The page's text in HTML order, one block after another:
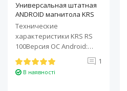
Универсальная штатная
ANDROID магнитола KRS
RS 100 9" 1/32 GB
Технические
характеристики KRS RS
100Версия ОС Android:
Android 11Процессор: 4-
ядерный ARM Cortex-A7..
1
В наявності